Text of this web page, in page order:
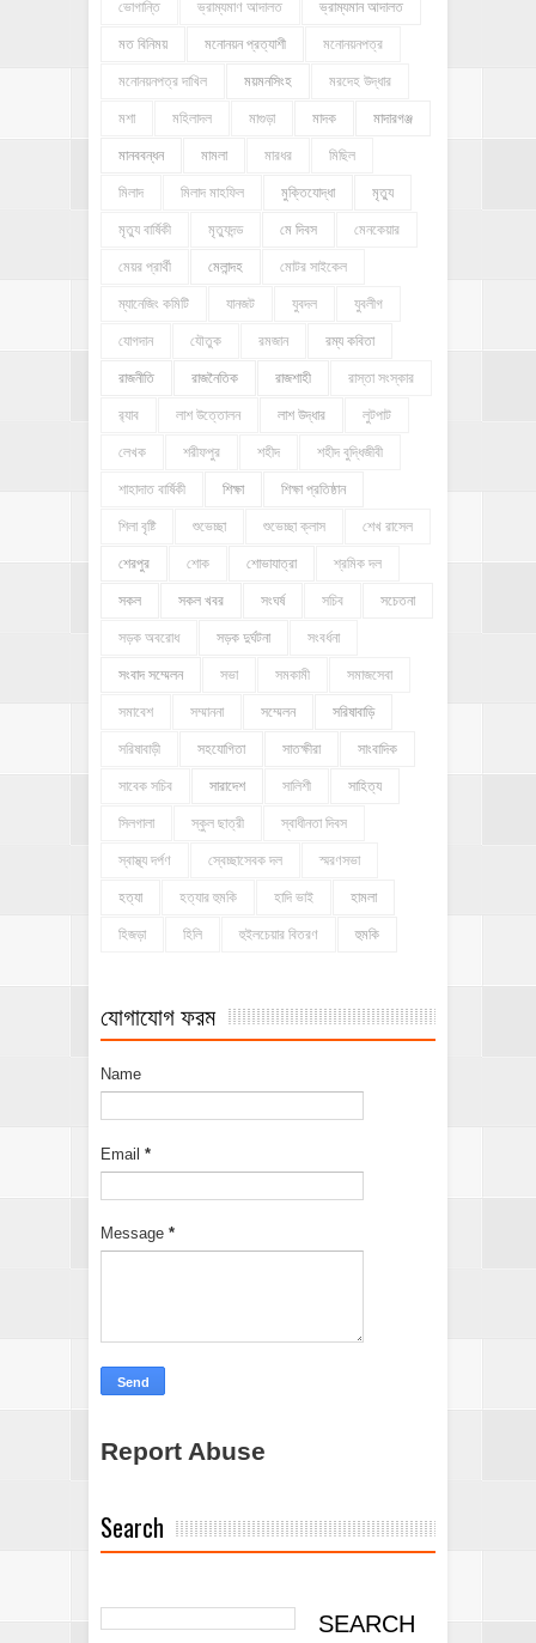
ভোগান্তি ভ্রাম্যমাণ আদালত ভ্রাম্যমান আদালত
মত বিনিময় মনোনয়ন প্রত্যাশী মনোনয়নপত্র
মনোনয়নপত্র দাখিল ময়মনসিংহ মরদেহ উদ্ধার
মশা মহিলাদল মাগুড়া মাদক মাদারগঞ্জ
মানববন্ধন মামলা মারধর মিছিল
মিলাদ মিলাদ মাহফিল মুক্তিযোদ্ধা মৃত্যু
মৃত্যু বার্ষিকী মৃত্যুদন্ড মে দিবস মেনকেয়ার
মেয়র প্রার্থী মেলান্দহ মোটর সাইকেল
ম্যানেজিং কমিটি যানজট যুবদল যুবলীগ
যোগদান যৌতুক রমজান রম্য কবিতা
রাজনীতি রাজনৈতিক রাজশাহী রাস্তা সংস্কার
র‍্যাব লাশ উত্তোলন লাশ উদ্ধার লুটপাট
লেখক শরীফপুর শহীদ শহীদ বুদ্ধিজীবী
শাহাদাত বার্ষিকী শিক্ষা শিক্ষা প্রতিষ্ঠান
শিলা বৃষ্টি শুভেচ্ছা শুভেচ্ছা ক্লাস শেখ রাসেল
শেরপুর শোক শোভাযাত্রা শ্রমিক দল
সকল সকল খবর সংঘর্ষ সচিব সচেতনা
সড়ক অবরোধ সড়ক দুর্ঘটনা সংবর্ধনা
সংবাদ সম্মেলন সভা সমকামী সমাজসেবা
সমাবেশ সম্মাননা সম্মেলন সরিষাবাড়ি
সরিষাবাড়ী সহযোগিতা সাতক্ষীরা সাংবাদিক
সাবেক সচিব সারাদেশ সালিশী সাহিত্য
সিলগালা স্কুল ছাত্রী স্বাধীনতা দিবস
স্বাস্থ্য দর্পণ স্বেচ্ছাসেবক দল স্মরণসভা
হত্যা হত্যার হুমকি হাদি ভাই হামলা
হিজড়া হিলি হুইলচেয়ার বিতরণ হুমকি
যোগাযোগ ফরম
Name
Email *
Message *
Report Abuse
Search